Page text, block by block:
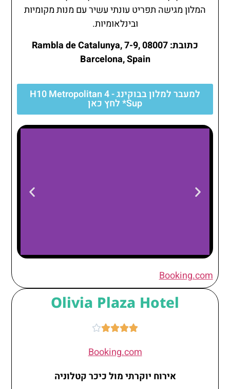
המלון מגישה תפריט עונתי עשיר עם מנות מקומיות
ובינלאומיות.
כתובת: Rambla de Catalunya, 7-9, 08007
Barcelona, Spain
למעבר למלון בבוקינג - H10 Metropolitan 4
Sup* לחץ כאן
H10
Metropolitan 4
Sup*
Booking.com
Olivia Plaza Hotel





Booking.com
אירוח יוקרתי מול כיכר קטלוניה